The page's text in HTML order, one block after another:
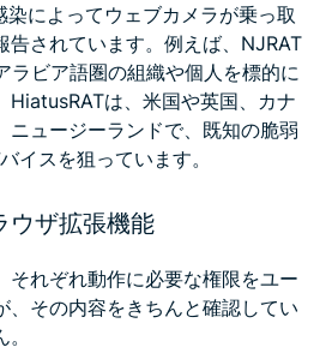
染によってウェブカメラが乗っ取
告されています。例えば、NJRAT
ラビア語圏の組織や個人を標的に
HiatusRATは、米国や英国、カナ
ニュージーランドで、既知の脆弱
イスを狙っています。
ウザ拡張機能
それぞれ動作に必要な権限をユー
、その内容をきちんと確認してい